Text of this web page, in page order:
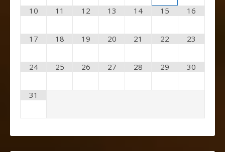
10 11 12 13 14 15 16
17 18 19 20 21 22 23
24 25 26 27 28 29 30
31